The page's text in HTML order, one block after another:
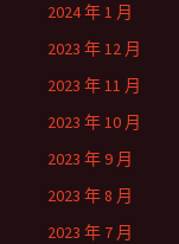
2024 年 1 月
2023 年 12 月
2023 年 11 月
2023 年 10 月
2023 年 9 月
2023 年 8 月
2023 年 7 月